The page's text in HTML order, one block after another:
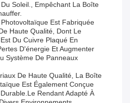
Soleil., Empêchant La Boîte
Est Fabriquée
Haute Qualité, Dont Le
Du Cuivre Plaqué En
D'énergie Et Augmenter
Système De Panneaux
De Haute Qualité, La Boîte
Est Également Conçue
Rendant Adapté À